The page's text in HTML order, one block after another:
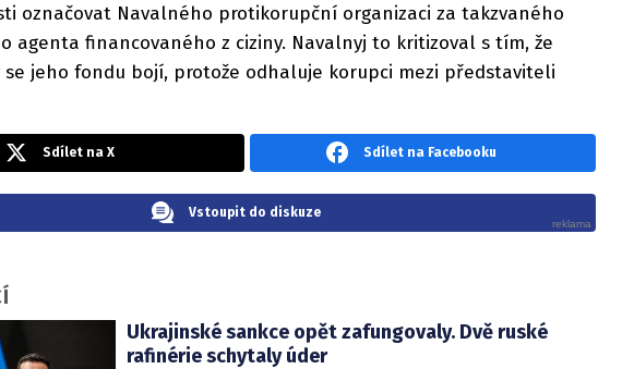
označovat Navalného protikorupční organizaci za takzvaného
agenta financovaného z ciziny. Navalnyj to kritizoval s tím, že
se jeho fondu bojí, protože odhaluje korupci mezi představiteli
Sdílet na X Sdílet na Facebooku
Vstoupit do diskuze
Ukrajinské sankce opět zafungovaly. Dvě ruské
rafinérie schytaly úder